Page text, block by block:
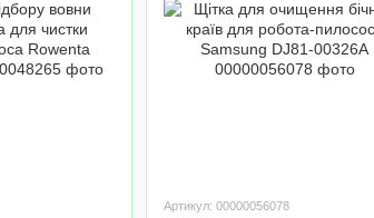
Артикул: 00000056078